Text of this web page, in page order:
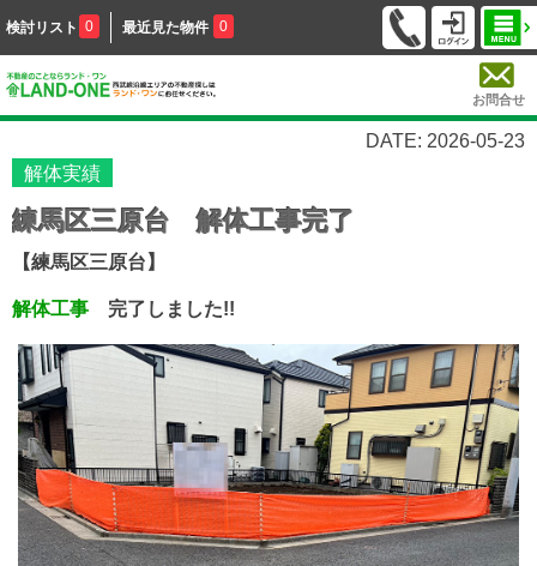
検討リスト 0 最近見た物件 0
お問合せ
DATE: 2026-05-23
解体実績
練馬区三原台 解体工事完了
【練馬区三原台】
解体工事 完了しました!!